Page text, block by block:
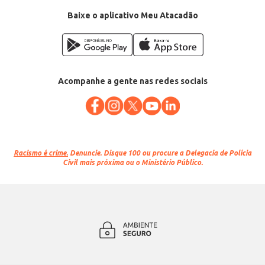
Baixe o aplicativo Meu Atacadão
Acompanhe a gente nas redes sociais
Racismo é crime. Denuncie. Disque 100 ou procure a Delegacia de Polícia
Civil mais próxima ou o Ministério Público.